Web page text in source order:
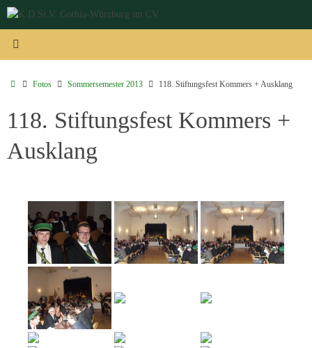
Zum
springen
StartFotos Sommersemester 2013 118. Stiftungsfest Kommers + Ausklang
118. Stiftungsfest Kommers +
Ausklang